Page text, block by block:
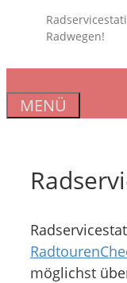
springen
Radwegen!
MENÜ
möglichst